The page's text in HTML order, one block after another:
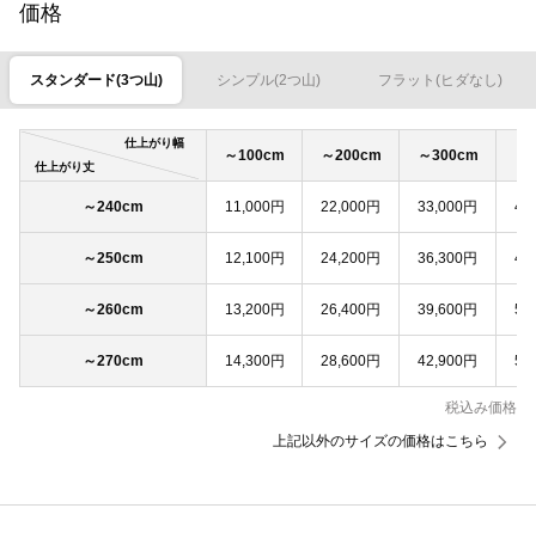
価格
スタンダード(3つ山) シンプル(2つ山) フラット(ヒダなし)
仕上がり幅
仕上がり丈
～100cm ～200cm ～300cm
～240cm 11,000円 22,000円 33,000円
～250cm 12,100円 24,200円 36,300円
～260cm 13,200円 26,400円 39,600円
～270cm 14,300円 28,600円 42,900円
税込み価格
上記以外のサイズの価格はこちら